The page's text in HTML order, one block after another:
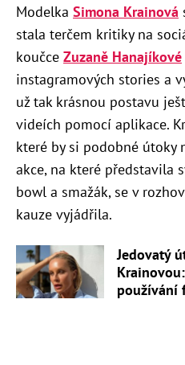
Modelka Simona Krainová
stala terčem kritiky na
koučce Zuzaně Hanajíkové
instagramových stories a
už tak krásnou postavu
videích pomocí aplikace.
které by si podobné útoky
akce, na které představila
bowl a smažák, se v
kauze vyjádřila.
Jedovatý
používání